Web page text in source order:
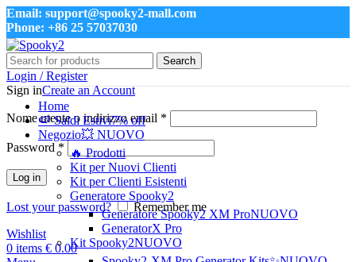
Email: support@spooky2-mall.com
Phone: +86 25 57037030
Search
Login / Register
Sign inCreate an Account
Nome utente o indirizzo email *
Password *
Log in
Lost your password?
Remember me
Wishlist
0 items € 0.00
Home
🍉 Saldi Estivi7% off
Negozio💥 NUOVO
🔥 Prodotti
Kit per Nuovi Clienti
Kit per Clienti Esistenti
Generatore Spooky2
Generatore Spooky2 XM ProNUOVO
GeneratorX Pro
Kit Spooky2NUOVO